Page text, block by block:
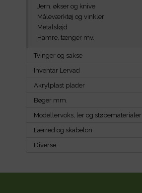
Jern, økser og knive
Måleværktøj og vinkler
Metalsløjd
Hamre, tænger mv.
Tvinger og sakse
Inventar Lervad
Akrylplast plader
Bøger mm.
Modellervoks, ler og støbematerialer
Lærred og skabelon
Diverse